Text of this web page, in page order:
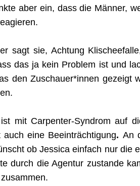
aber ein, dass die Männer,
sagt sie, Achtung
das ja kein Problem ist und
den Zuschauer*innen gezeigt
mit Carpenter-Syndrom auf
eine Beeinträchtigung. An
ob Jessica einfach nur die
durch die Agentur zustande